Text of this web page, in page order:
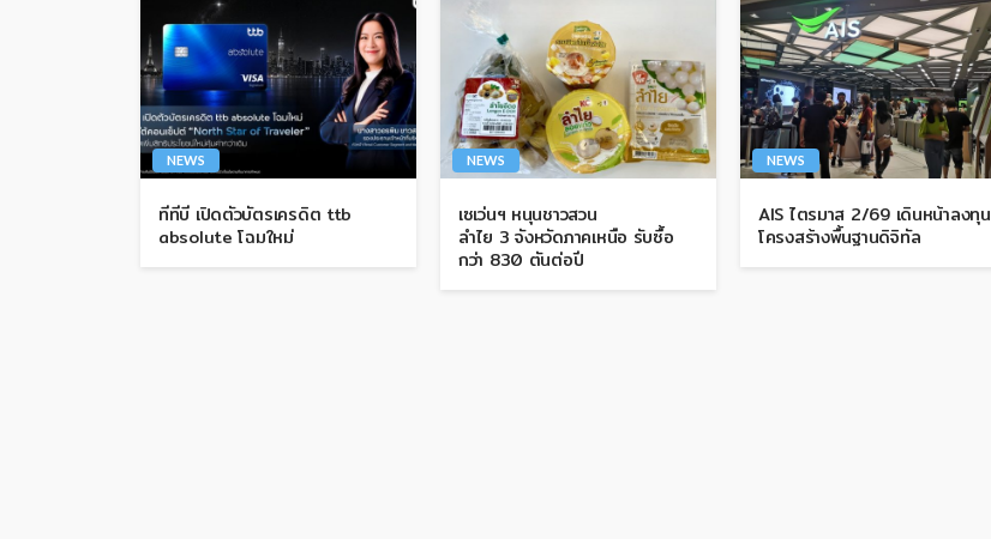
NEWS
ทีทีบี เปิดตัวบัตรเครดิต ttb
absolute โฉมใหม่
NEWS
เซเว่นฯ หนุนชาวสวน
ลำไย 3 จังหวัดภาคเหนือ รับซื้อ
กว่า 830 ตันต่อปี
NEWS
AIS ไตรมาส 2/69 เดินหน้าลงทุน
โครงสร้างพื้นฐานดิจิทัล